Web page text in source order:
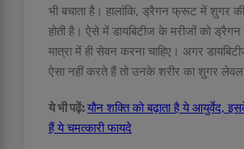
भी बचाता है। हालांकि, ड्रैगन फ्रूट में शुगर की
होती है। ऐसे में डायबिटीज के मरीजों को
मात्रा में ही सेवन करना चाहिए। अगर
ऐसा नहीं करते हैं तो उनके शरीर का शुगर
ये भी पढ़ें:यौन शक्ति को बढ़ाता है ये आयुर्वेद,
हैं ये चमत्कारी फायदे